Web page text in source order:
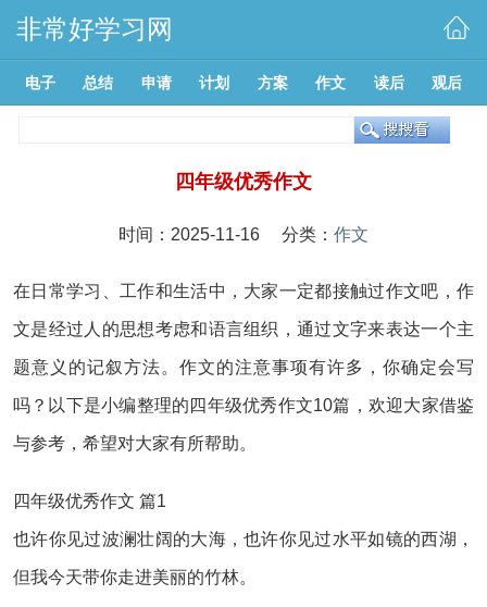
非常好学习网
电子 总结 申请 计划 方案 作文 读后 观后
四年级优秀作文
时间：2025-11-16 分类： 作文
在日常学习、工作和生活中，大家一定都接触过作文吧，作
文是经过人的思想考虑和语言组织，通过文字来表达一个主
题意义的记叙方法。作文的注意事项有许多，你确定会写
吗？以下是小编整理的四年级优秀作文10篇，欢迎大家借鉴
与参考，希望对大家有所帮助。
四年级优秀作文 篇1
也许你见过波澜壮阔的大海，也许你见过水平如镜的西湖，
但我今天带你走进美丽的竹林。